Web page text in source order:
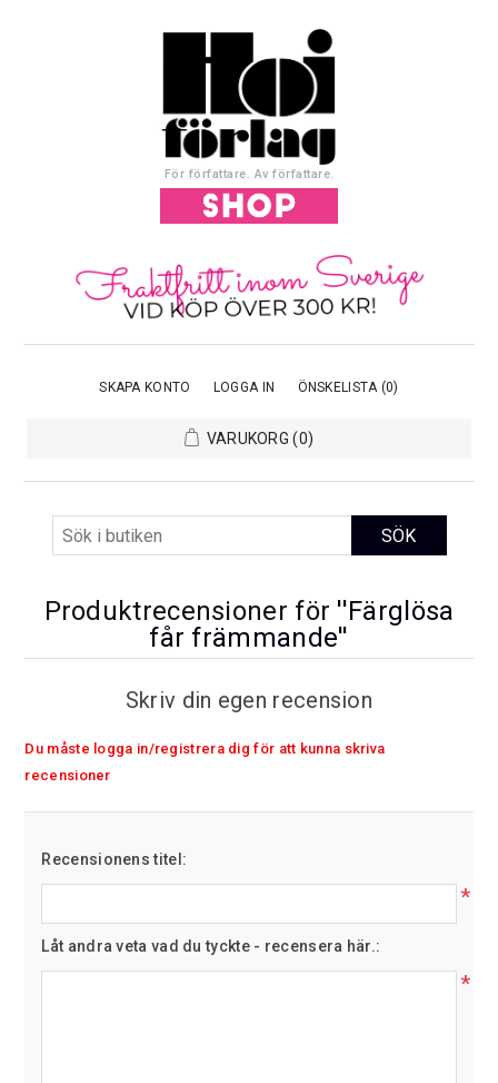
För författare. Av författare.
SKAPA KONTO LOGGA IN ÖNSKELISTA (0)
VARUKORG (0)
Produktrecensioner för
Färglösa
får främmande
Skriv din egen recension
Du måste logga in/registrera dig för att kunna skriva
recensioner
Recensionens titel:
*
Låt andra veta vad du tyckte - recensera här.:
*